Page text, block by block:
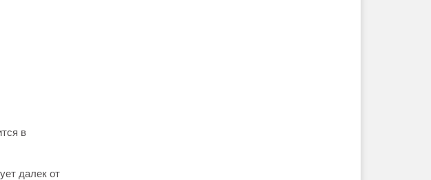
в
далек от